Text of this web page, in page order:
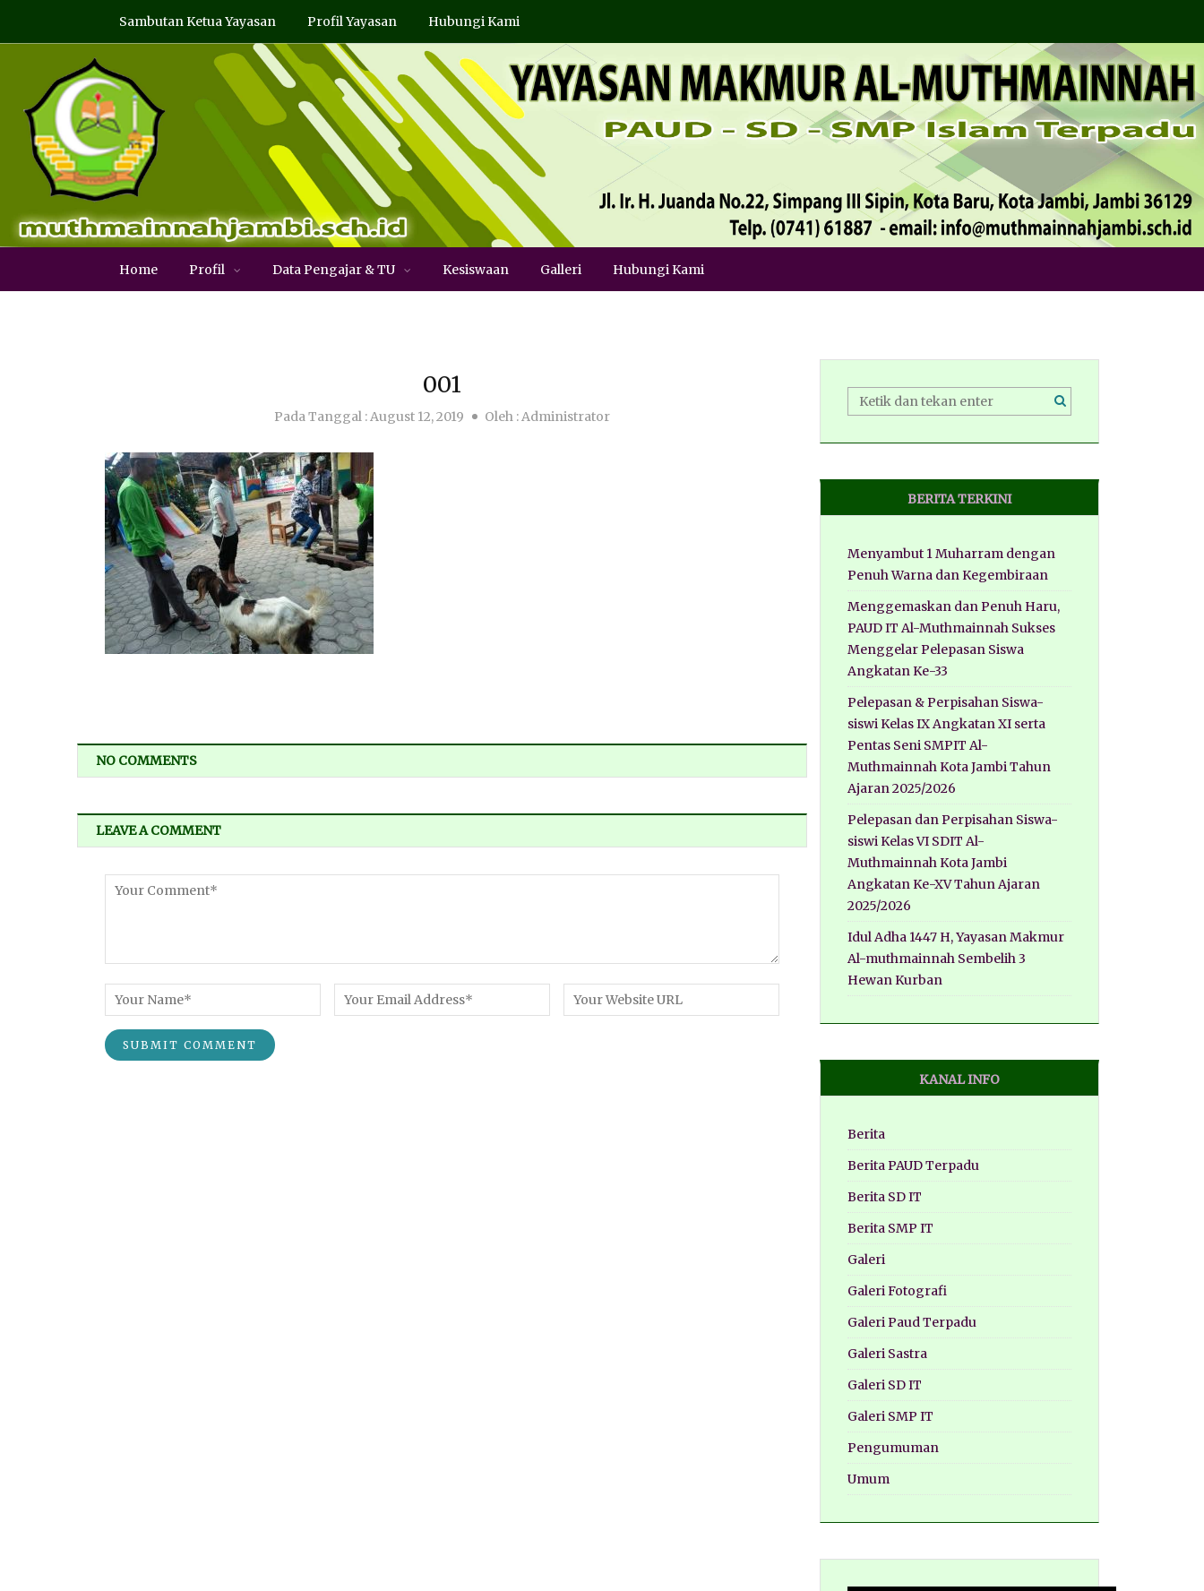
Sambutan Ketua Yayasan Profil Yayasan Hubungi Kami
Home Profil Data Pengajar & TU Kesiswaan Galleri Hubungi Kami
001
Pada Tanggal :August 12, 2019 Oleh :Administrator
NO COMMENTS
LEAVE A COMMENT
BERITA TERKINI
Menyambut 1 Muharram dengan
Penuh Warna dan Kegembiraan
Menggemaskan dan Penuh Haru,
PAUD IT Al-Muthmainnah Sukses
Menggelar Pelepasan Siswa
Angkatan Ke-33
Pelepasan & Perpisahan Siswa-
siswi Kelas IX Angkatan XI serta
Pentas Seni SMPIT Al-
Muthmainnah Kota Jambi Tahun
Ajaran 2025/2026
Pelepasan dan Perpisahan Siswa-
siswi Kelas VI SDIT Al-
Muthmainnah Kota Jambi
Angkatan Ke-XV Tahun Ajaran
2025/2026
Idul Adha 1447 H, Yayasan Makmur
Al-muthmainnah Sembelih 3
Hewan Kurban
KANAL INFO
Berita
Berita PAUD Terpadu
Berita SD IT
Berita SMP IT
Galeri
Galeri Fotografi
Galeri Paud Terpadu
Galeri Sastra
Galeri SD IT
Galeri SMP IT
Pengumuman
Umum